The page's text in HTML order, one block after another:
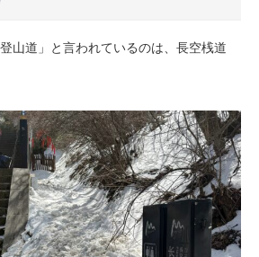
山道」と言われているのは、長空桟道